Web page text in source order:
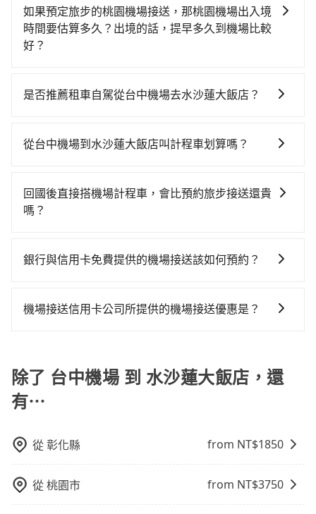
緩衝時間。
司機會合。詳情可以參考 旅步機場接機服務說明
如果預定旅步的桃園機場接送，那桃園機場出入境
時間要估算多久？出境的話，提早多久到機場比較
好？
班入境，約需1-1.5小時通關。
是否推薦租車自駕從台中機場去水沙蓮大飯店？
時不需要閉目養神（因為要自己開車），最重要的是你
$115~205承租小轎車，每公里再額外加收$3.2，從台中
機場到水沙蓮大飯店的花費預估為$1,300~1,850（金額
預估進去，但額外的汽車保險與可能的罰單都需自付。
數超過四位，更是沒有較大的七人座或九人座可供選
會遇到明明已經預約了時間但上一位用戶卻遲遲尚未歸
還，又或者要還車時卻偏偏找不到停車位，對於急著用
車或者要載其他乘客的人來說就有不小的風險。最後，
域的限制，實際可停靠的地點與你的上下車地點仍有段
從台中機場到水沙蓮大飯店叫計程車划算嗎？
灣大車隊、Uber、Line Taxi、Yoxi等。依照里程跳錶計
算，價格約為2,250~2,700元間，但如改預約tripool可
0.2%，其叫車的難度是雙北市的490倍。再加上台中市
無論在價格或服務品質上，tripool都是你從台中機場到
回國後直接搭機場計程車，會比預約旅步接送還貴
嗎？
乘機場計程車可能比預約旅步接送更貴，特別是在旅遊
移或停留，搭乘機場計程車的費用可能會更高。因此，
銀行與信用卡免費提供的機場接送該如何預約？
您可與您的銀行或信用卡公司確認是否提供機場接送服
可以聯繫銀行或信用卡公司的客服中心提供相關的協助
和指引。
機場接送信用卡公司所提供的機場接送優惠是？
所不同，而且詳細的優惠規定也可能會隨時變更。為了
確保您出國前能獲得最新的優惠資訊，建議您查詢您信
用卡公司的官方網站或聯繫客服中心。方便您能輕鬆掌
務。
除了 台中機場 到 水沙蓮大飯店，還
有⋯
從彰化縣 from NT$1850
從桃園市 from NT$3750